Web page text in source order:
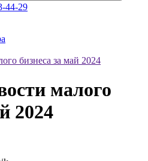
44-29
бизнеса за май 2024
малого
2024